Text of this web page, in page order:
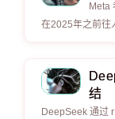
Meta
在2025年之前往
结
DeepSeek 通过